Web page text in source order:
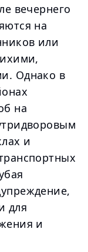
вечернего
на
или
Однако в
на
и
для
и